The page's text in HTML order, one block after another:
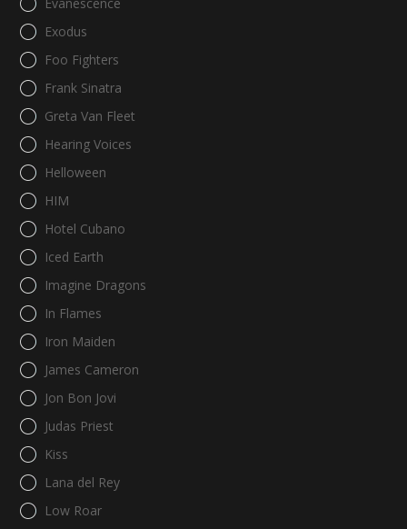
Exodus
Foo Fighters
Frank Sinatra
Greta Van Fleet
Hearing Voices
Helloween
HIM
Hotel Cubano
Iced Earth
Imagine Dragons
In Flames
Iron Maiden
James Cameron
Jon Bon Jovi
Judas Priest
Kiss
Lana del Rey
Low Roar